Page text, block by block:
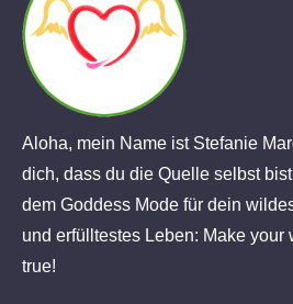
Aloha, mein Name ist Stefanie
dich, dass du die Quelle selbst
dem Goddess Mode für dein
und erfülltestes Leben: Make your
true!